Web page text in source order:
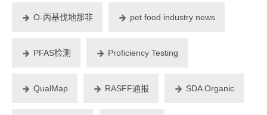
O-丙基伐地那非 pet food industry news
PFAS检测 Proficiency Testing
QualMap RASFF通报 SDA Organic